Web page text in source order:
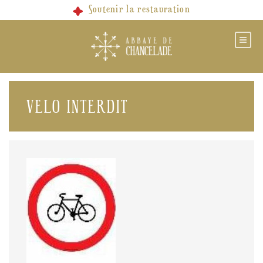
Soutenir la restauration
VELO INTERDIT